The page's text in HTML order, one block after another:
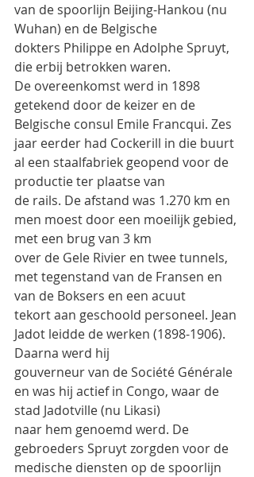
van de spoorlijn Beijing-Hankou (nu
Wuhan) en de Belgische
dokters Philippe en Adolphe Spruyt,
die erbij betrokken waren.
De overeenkomst werd in 1898
getekend door de keizer en de
Belgische consul Emile Francqui. Zes
jaar eerder had Cockerill in die buurt
al een staalfabriek geopend voor de
productie ter plaatse van
de rails. De afstand was 1.270 km en
men moest door een moeilijk gebied,
met een brug van 3 km
over de Gele Rivier en twee tunnels,
met tegenstand van de Fransen en
van de Boksers en een acuut
tekort aan geschoold personeel. Jean
Jadot leidde de werken (1898-1906).
Daarna werd hij
gouverneur van de Société Générale
en was hij actief in Congo, waar de
stad Jadotville (nu Likasi)
naar hem genoemd werd. De
gebroeders Spruyt zorgden voor de
medische diensten op de spoorlijn